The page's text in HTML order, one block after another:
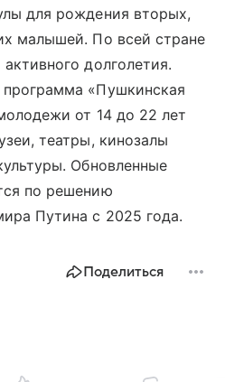
для рождения вторых,
малышей. По всей стране
долголетия.
«Пушкинская
от 14 до 22 лет
театры, кинозалы
Обновленные
по решению
Путина с 2025 года.
Поделиться